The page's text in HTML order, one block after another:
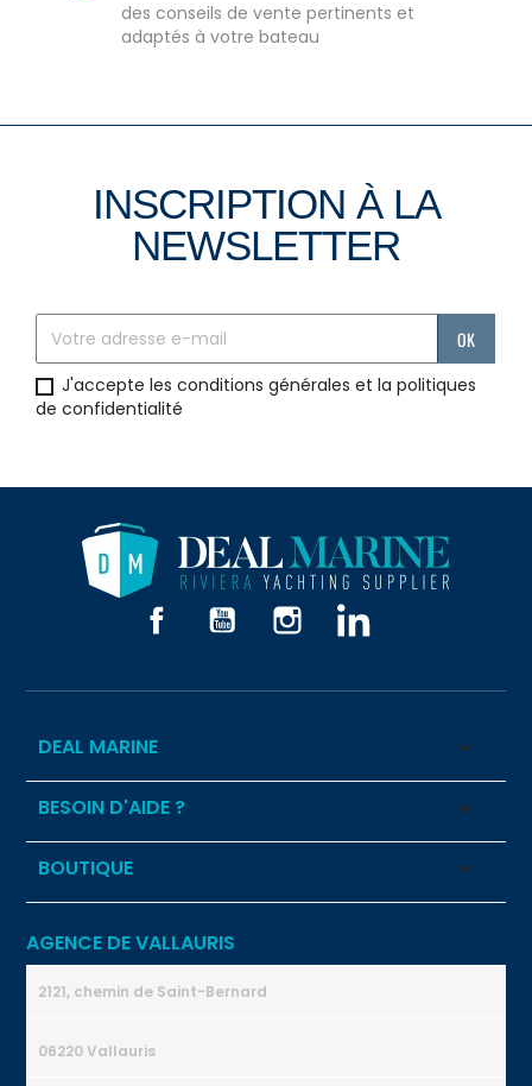
des conseils de vente pertinents et
adaptés à votre bateau
INSCRIPTION À LA
NEWSLETTER
J'accepte les conditions générales et la politiques
de confidentialité
FacebookYouTube Instagram
DEAL MARINE 
BESOIN D'AIDE ? 
BOUTIQUE 
AGENCE DE VALLAURIS
2121, chemin de Saint-Bernard
06220 Vallauris